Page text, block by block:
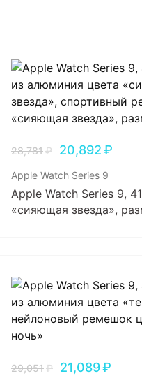
28,781₽ 20,892₽
Apple Watch Series 9
Apple Watch Series 9,
«сияющая звезда»,
29,051₽ 21,089₽